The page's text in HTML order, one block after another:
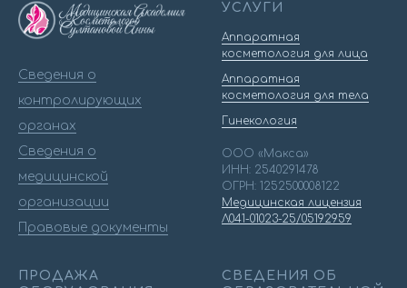
Сведения о
контролирующих
органах
Сведения о
медицинской
организации
Правовые документы
УСЛУГИ
Аппаратная
косметология для лица
Аппаратная
косметология для тела
Гинекология
ООО «Макса»
ИНН: 2540291478
ОГРН: 1252500008122
Медицинская лицензия
Л041-01023-25/05192959
ПРОДАЖА
СВЕДЕНИЯ ОБ